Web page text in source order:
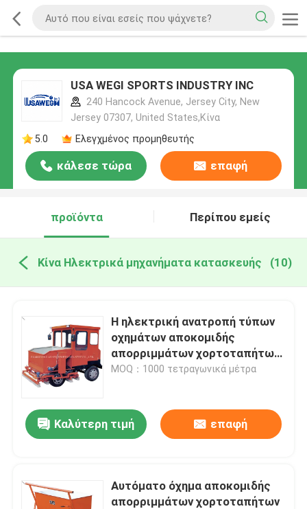
USA WEGI SPORTS INDUSTRY INC
240 Hancock Avenue, Jersey City, New
Jersey 07307, United States,Κίνα
5.0
Ελεγχμένος προμηθευτής
κάλεσε τώρα επαφή
προϊόντα Περίπου εμείς
Κίνα Ηλεκτρικά μηχανήματα κατασκευής (10)
Η ηλεκτρική ανατροπή τύπων
οχημάτων αποκομιδής
απορριμμάτων χορτοταπήτων
μηχανημάτων κατασκευής
MOQ：1000 τετραγωνικά μέτρα
Καλύτερη τιμή επαφή
Αυτόματο όχημα αποκομιδής
απορριμμάτων χορτοταπήτων